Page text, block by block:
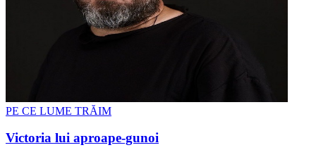
PE CE LUME TRĂIM
Victoria lui aproape-gunoi